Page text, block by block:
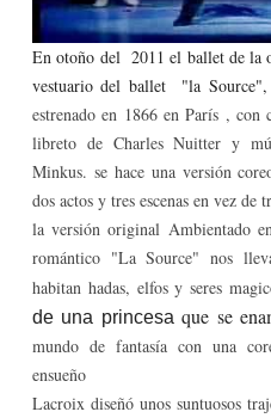
En otoño del 2011 el ballet de la
vestuario del ballet
"la
estrenado en 1866 en París ,
libreto de Charles Nuitter y
Minkus. se hace una versión
dos actos y tres escenas en vez de
la versión original Ambientado
romántico "La Source" nos
habitan hadas, elfos y seres
de una princesaque se
mundo de fantasía con una
ensueño
Lacroix diseñó unos suntuosos